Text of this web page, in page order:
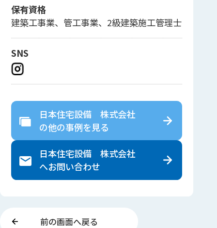
保有資格
建築工事業、管工事業、2級建築施工管理士
SNS
日本住宅設備 株式会社
の他の事例を見る
日本住宅設備 株式会社
へお問い合わせ
前の画面へ戻る